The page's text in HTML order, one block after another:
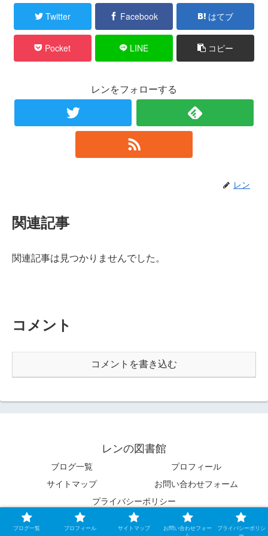
Twitter Facebook はてブ
Pocket LINE コピー
レンをフォローする
レン
関連記事
関連記事は見つかりませんでした。
コメント
コメントを書き込む
レンの図書館
ブログ一覧
プロフィール
サイトマップ
お問い合わせフォーム
プライバシーポリシー
© 2020 レンの図書館.
ブログ一覧 プロフィール サイトマップ
お問い合わせフォー
プライバシーポリシ